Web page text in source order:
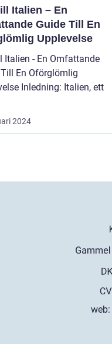
Italien – En
Guide Till En
Upplevelse
Italien - En Omfattande
En Oförglömlig
Italien, ett
2024
web: